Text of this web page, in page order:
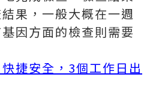
果，一般大概在一週
因方面的檢查則需要
捷安全，3個工作日出